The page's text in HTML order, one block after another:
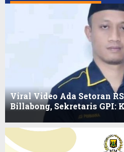
Viral Video Ada Setoran
Billabong, Sekretaris GPI: